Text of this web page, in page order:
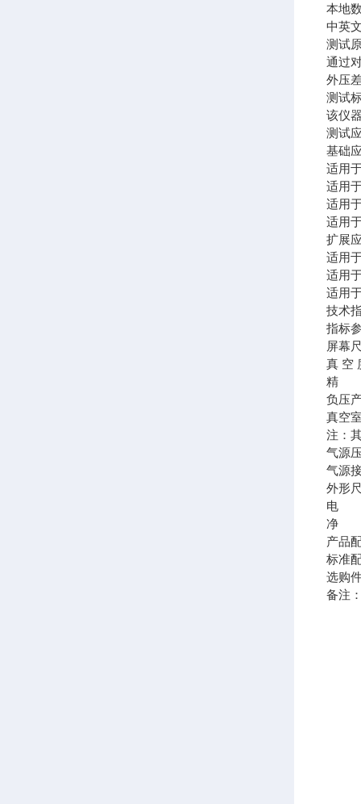
本地
中英
测试
通过
外压
测试
该仪
测试
基础
适用
适用
适用
适用
扩展
适用
适用
适用
技术
指标
屏幕
真 空
精
负压
真空
注：
气源
气源
外形
电
净
产品
标准
选购
备注